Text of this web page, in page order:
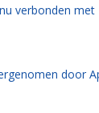
verbonden met
door